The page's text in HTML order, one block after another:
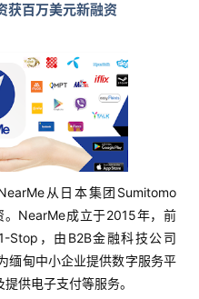
获百万美元新融资
从日本集团Sumitomo
NearMe成立于2015年，前
Stop，由B2B金融科技公司
缅甸中小企业提供数字服务平
供电子支付等服务。